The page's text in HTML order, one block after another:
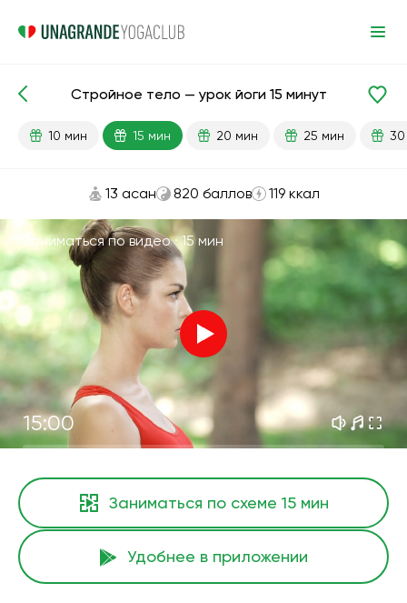
Готовые уроки Похудение
Стройное тело — урок йоги 15 минут
10 мин 15 мин 20 мин 25 мин
13 асан 820 баллов 119 ккал
Заниматься по видео ·15 мин
15:00
Заниматься по схеме 15 мин
Удобнее в приложении